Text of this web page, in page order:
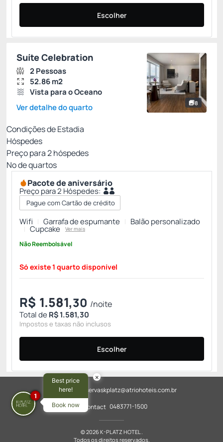
Escolher
8
Suíte Celebration
2 Pessoas
52.86 m2
Vista para o Oceano
Ver detalhe do quarto
Condições de Estadia
Hóspedes
Preço para2hóspedes
Nº de quartos
Pacote de aniversário
Preço para 2 Hóspedes:
Pague com Cartão de crédito
Wifi Garrafa de espumante Balão personalizado
Cupcake Ver mais
Não Reembolsável
Só existe 1 quarto disponível
R$ 1.581,30 /noite
Total deR$ 1.581,30
Impostos e taxas não inclusos
Escolher
reservaskplatz@atriohoteis.com.br
0483771-1500
© 2026 K-PLATZ HOTEL .
Todos os direitos reservados.
×
Best price
here!
Book now
1